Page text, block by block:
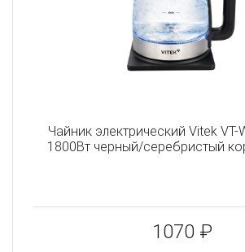
Чайник электрический Vitek VT-
1800Вт черный/серебристый
1070 ₽